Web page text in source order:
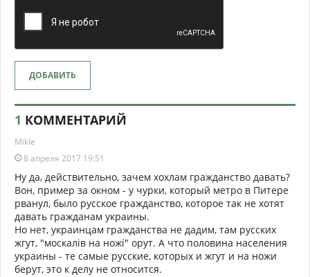
ДОБАВИТЬ
1 КОММЕНТАРИЙ
Mikle
8 апреля 2017 19:51
Ну да, действительно, зачем хохлам гражданство давать?
Вон, пример за окном - у чурки, который метро в Питере
рванул, было русское гражданство, которое так не хотят
давать гражданам украины.
Но нет, украинцам гражданства не дадим, там русских
жгут, "москалів на ножі" орут. А что половина населения
украины - те самые русские, которых и жгут и на ножи
берут, это к делу не относится.